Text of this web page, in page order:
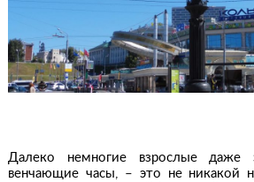
Далеко немногие взрослые даже
венчающие часы, – это не никакой